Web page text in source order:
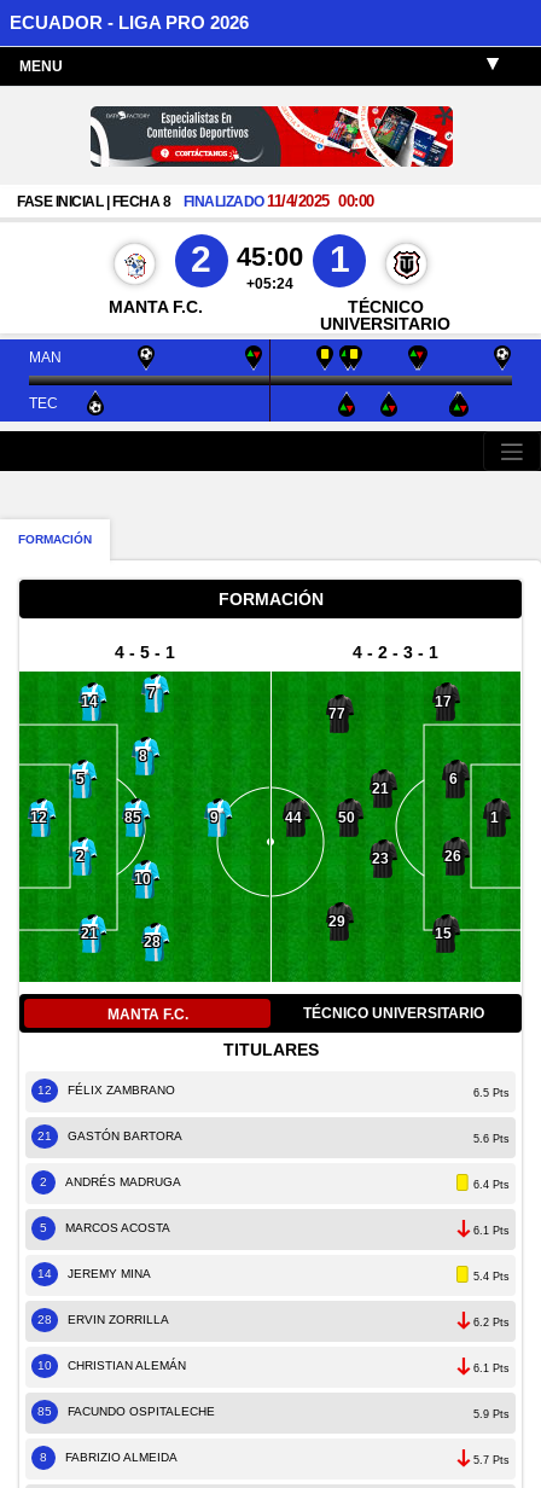
ECUADOR - LIGA PRO 2026
MENU
FASE INICIAL | FECHA 8 FINALIZADO11/4/2025 00:00
MANTA F.C.
2 45:00
+05:24
1
TÉCNICO
UNIVERSITARIO
MAN
TEC
FORMACIÓN
FORMACIÓN
4 - 5 - 1
12
14
5
2
21
7
8
85
10
28
9
4 - 2 - 3 - 1
1
17
6
26
15
21
23
77
50
29
44
MANTA F.C. TÉCNICO UNIVERSITARIO
TITULARES
12 FÉLIX ZAMBRANO 6.5 Pts
21 GASTÓN BARTORA 5.6 Pts
2 ANDRÉS MADRUGA 6.4 Pts
5 MARCOS ACOSTA 6.1 Pts
14 JEREMY MINA 5.4 Pts
28 ERVIN ZORRILLA 6.2 Pts
10 CHRISTIAN ALEMÁN 6.1 Pts
85 FACUNDO OSPITALECHE 5.9 Pts
8 FABRIZIO ALMEIDA 5.7 Pts